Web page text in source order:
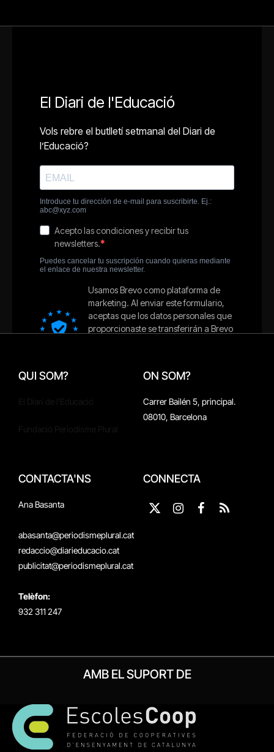
QUI SOM? ON SOM?
Carrer Bailén 5, principal.
08010, Barcelona
CONTACTA'NS
Ana Basanta
abasanta@periodismeplural.cat
redaccio@diarieducacio.cat
publicitat@periodismeplural.cat
Telèfon:
932 311 247
CONNECTA
X
InstagramFacebook
RSS
AMB EL SUPORT DE